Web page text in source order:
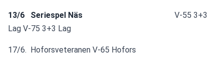
13/6   Seriespel Näs
                                              V-55 3+3
Lag V-75 3+3 Lag
17/6.  Hoforsveteranen V-65 Hofors